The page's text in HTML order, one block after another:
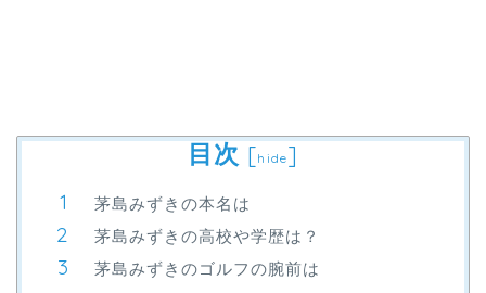
目次 [hide]
茅島みずきの本名は
茅島みずきの高校や学歴は？
茅島みずきのゴルフの腕前は